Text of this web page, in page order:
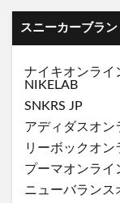
スニーカーブラ
ナイキオンライ
NIKELAB
SNKRS JP
アディダスオン
リーボックオ
プーマオンライ
ニューバランス